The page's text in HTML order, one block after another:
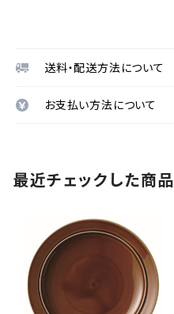
送料・配送方法について
お支払い方法について
最近チェックした商品